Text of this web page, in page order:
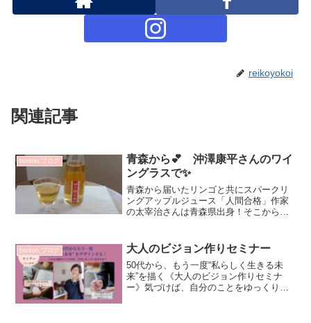
reikoyokoi
関連記事
bonton.ブログ
青森から💕 沖澤康平さんのワイ
ングラスで✨
青森から届いたリンゴと共にスパークリ
ングアップルジュース「人間合格」作家
の太宰治さんは青森県出身！そこからつ
こ取りですね💕Kさん ありがとうござい
ます♡来週金曜日1/...
bonton.ブログ 大人のビジョン作りセミナー
50代から、もう一度“私らしく生きる未
来”を描く《大人のビジョン作りセミナ
ー》気づけば、自分のことをゆっくり考